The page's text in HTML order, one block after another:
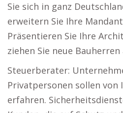
Sie sich in ganz
erweitern Sie Ihre
Präsentieren Sie Ihre
ziehen Sie neue Bauherren
Steuerberater:
Privatpersonen sollen
erfahren.